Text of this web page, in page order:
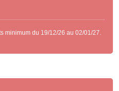
minimum du 19/12/26 au 02/01/27.